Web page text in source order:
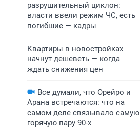
разрушительный циклон:
власти ввели режим ЧС, есть
погибшие — кадры
Квартиры в новостройках
начнут дешеветь — когда
ждать снижения цен
Все думали, что Орейро и
Арана встречаются: что на
самом деле связывало самую
горячую пару 90-х